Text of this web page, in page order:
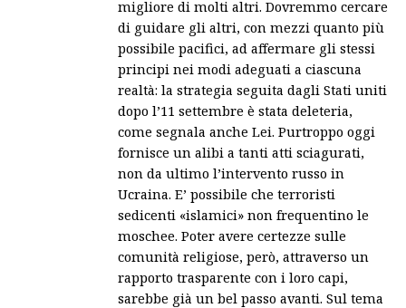
migliore di molti altri. Dovremmo cercare
di guidare gli altri, con mezzi quanto più
possibile pacifici, ad affermare gli stessi
principi nei modi adeguati a ciascuna
realtà: la strategia seguita dagli Stati uniti
dopo l’11 settembre è stata deleteria,
come segnala anche Lei. Purtroppo oggi
fornisce un alibi a tanti atti sciagurati,
non da ultimo l’intervento russo in
Ucraina. E’ possibile che terroristi
sedicenti «islamici» non frequentino le
moschee. Poter avere certezze sulle
comunità religiose, però, attraverso un
rapporto trasparente con i loro capi,
sarebbe già un bel passo avanti. Sul tema